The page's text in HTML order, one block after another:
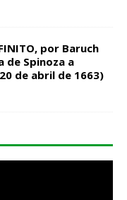
por Baruch
de Spinoza a
de abril de 1663)